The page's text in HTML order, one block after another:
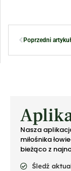
Poprzedni artykuł
Nasza
miłośnika
bieżąco z
Śledź